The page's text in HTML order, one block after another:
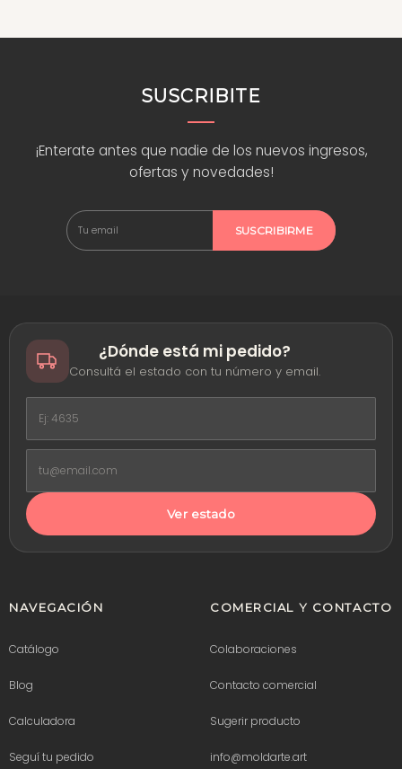
SUSCRIBITE
¡Enterate antes que nadie de los nuevos ingresos,
ofertas y novedades!
SUSCRIBIRME
¿Dónde está mi pedido?
Consultá el estado con tu número y email.
Ver estado
NAVEGACIÓN
Catálogo
Blog
Calculadora
Seguí tu pedido
COMERCIAL Y CONTACTO
Colaboraciones
Contacto comercial
Sugerir producto
info@moldarte.art